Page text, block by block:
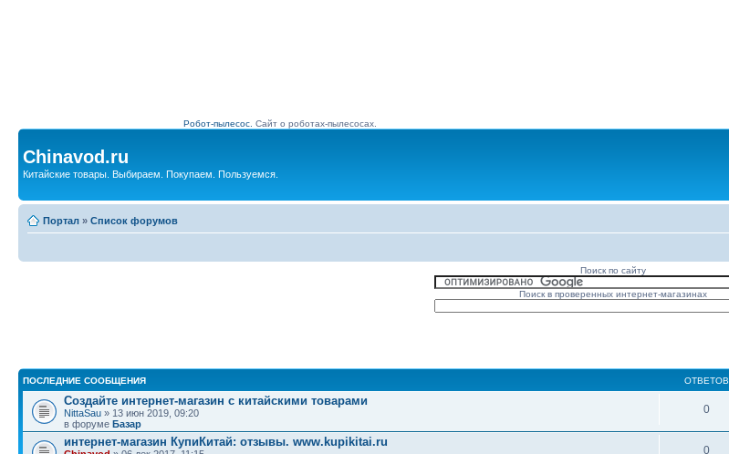
Робот-пылесос. Сайт о роботах-пылесосах.
Chinavod.ru
Китайские товары. Выбираем. Покупаем. Пользуемся.
Портал » Список форумов
Поиск по сайту
Поиск в проверенных интернет-магазинах
ПОСЛЕДНИЕ СООБЩЕНИЯ ОТВЕТОВ
Создайте интернет-магазин с китайскими товарами
NittaSau » 13 июн 2019, 09:20
в форуме Базар
0
интернет-магазин КупиКитай: отзывы. www.kupikitai.ru
0